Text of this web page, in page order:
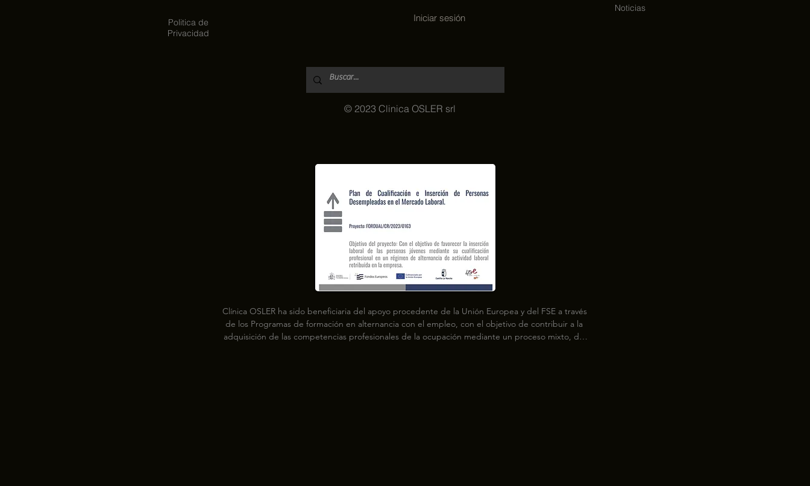
Politica de
Privacidad
Iniciar sesión
Noticias
© 2023 Clinica OSLER srl
Clínica OSLER ha sido beneficiaria del apoyo procedente de la Unión Europea y del FSE a través
de los Programas de formación en alternancia con el empleo, con el objetivo de contribuir a la
adquisición de las competencias profesionales de la ocupación mediante un proceso mixto, de